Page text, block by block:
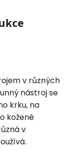
v různých
nástroj se
krku, na
kožené
v